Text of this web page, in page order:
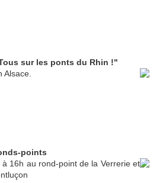
sur les ponts du Rhin !"
Alsace.
points
16h au rond-point de la Verrerie et